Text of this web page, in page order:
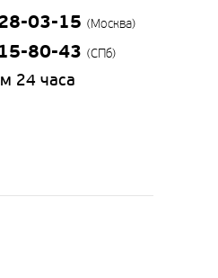
03-15 (Москва)
80-43 (СПб)
24 часа